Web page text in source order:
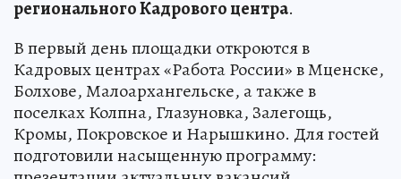
регионального Кадрового центра.
В первый день площадки откроются в
Кадровых центрах «Работа России» в Мценске,
Болхове, Малоархангельске, а также в
поселках Колпна, Глазуновка, Залегощь,
Кромы, Покровское и Нарышкино. Для гостей
подготовили насыщенную программу: